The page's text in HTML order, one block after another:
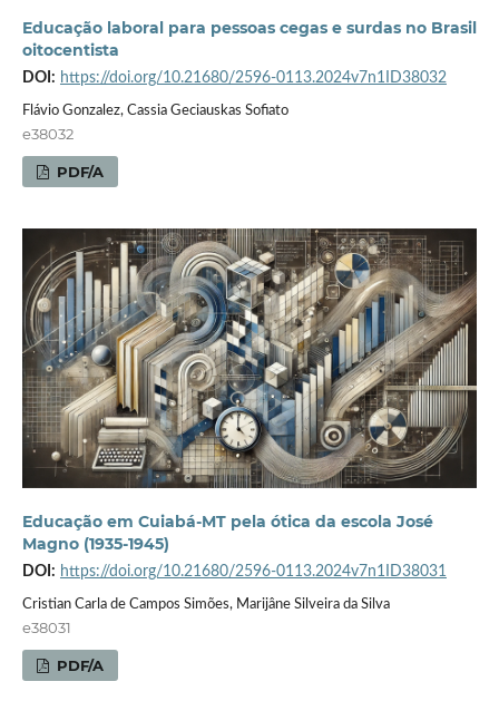
Educação laboral para pessoas cegas e surdas no Brasil
oitocentista
DOI: https://doi.org/10.21680/2596-0113.2024v7n1ID38032
Flávio Gonzalez, Cassia Geciauskas Sofiato
e38032
PDF/A
Educação em Cuiabá-MT pela ótica da escola José
Magno (1935-1945)
DOI: https://doi.org/10.21680/2596-0113.2024v7n1ID38031
Cristian Carla de Campos Simões, Marijâne Silveira da Silva
e38031
PDF/A